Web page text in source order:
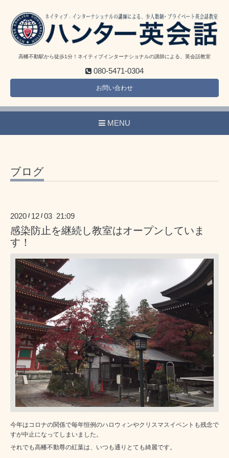
高幡不動駅から徒歩1分！ネイティブインターナショナルの講師による、英会話教室
080-5471-0304
お問い合わせ
MENU
ブログ
2020 / 12 /03 21:09
感染防止を継続し教室はオープンしていま
す！
今年はコロナの関係で毎年恒例のハロウィンやクリスマスイベントも残念で
すが中止になってしまいました。
それでも高幡不動尊の紅葉は、いつも通りとても綺麗です。